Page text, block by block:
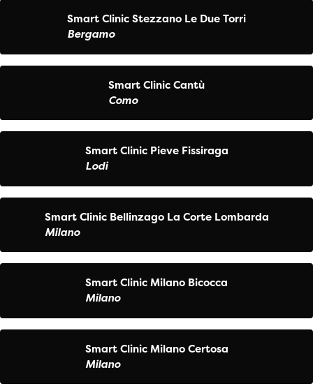
Smart Clinic Stezzano Le Due Torri
Bergamo
Smart Clinic Cantù
Como
Smart Clinic Pieve Fissiraga
Lodi
Smart Clinic Bellinzago La Corte Lombarda
Milano
Smart Clinic Milano Bicocca
Milano
Smart Clinic Milano Certosa
Milano